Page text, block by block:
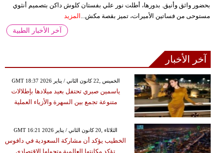
بحضور واثق وأنيق. بدورها، أطلت نور علي بفستان كلوش داكن بتصميم أنثوي
مستوحى من فساتين الأميرات، تميز بقصة مكش... المزيد
آخر الأخبار الطبية
آخر الأخبار
GMT 18:37 2026 الخميس ,22 كانون الثاني / يناير
ياسمين صبري تحتفل بعيد ميلادها بإطلالات
متنوعة تجمع بين السهرة والأزياء العملية
GMT 16:21 2026 الثلاثاء ,20 كانون الثاني / يناير
الخطيب يؤكد أن مشاركة السعودية في دافوس
تؤكد مكانتها العالمية وتحولها الاقتصادي